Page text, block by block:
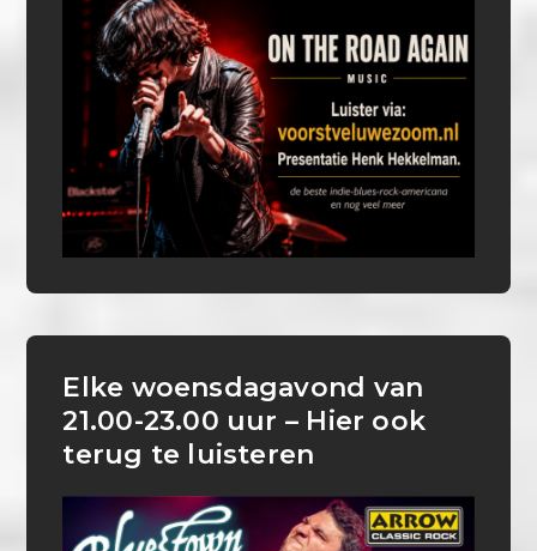
Elke woensdagavond van
21.00-23.00 uur – Hier ook
terug te luisteren